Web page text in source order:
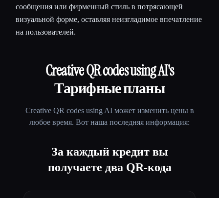
сообщения или фирменный стиль в потрясающей
визуальной форме, оставляя неизгладимое впечатление
на пользователей.
Creative QR codes using AI's
Тарифные планы
Creative QR codes using AIможет изменить цены в
любое время. Вот наша последняя информация:
За каждый кредит вы
получаете два QR-кода